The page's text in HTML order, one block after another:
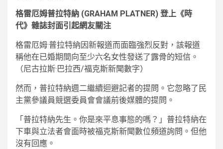
格雷厄姆普拉特納 (GRAHAM PLATNER) 登上《時
代》雜誌封面引起網友關注
格雷厄姆·普拉特納因新報道而面臨強烈反對，該報道
稱他在已婚期間向至少六名女性發送了露骨的短信。
（尼古拉斯·巴拉西/福克斯新聞數字）
然而，普拉特納週二繼續迴避記者的提問。它忽略了民
主黨參議員競選委員會會議前後媒體的提問。
「普拉特納先生。你是來平息事態的嗎？」普拉特納在
下車與立法者會面時被福克斯新聞數位頻道詢問。但他
沒有回應。